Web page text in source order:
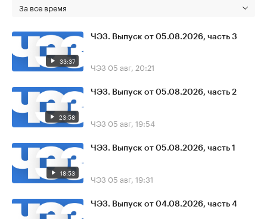
За все время
33:37
ЧЭЗ. Выпуск от 05.08.2026, часть 3
ЧЭЗ 05 авг, 20:21
23:58
ЧЭЗ. Выпуск от 05.08.2026, часть 2
ЧЭЗ 05 авг, 19:54
18:53
ЧЭЗ. Выпуск от 05.08.2026, часть 1
ЧЭЗ 05 авг, 19:31
ЧЭЗ. Выпуск от 04.08.2026, часть 4